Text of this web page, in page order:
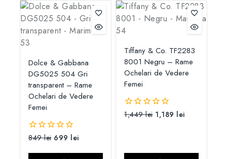
Dolce & Gabbana
DG5025 504 Gri
transparent – Rame
Ochelari de Vedere
Femei
0
5
849lei 699 lei
Tiffany & Co. TF2283
8001 Negru – Rame
Ochelari de Vedere
Femei
0
1,449lei 1,189 lei